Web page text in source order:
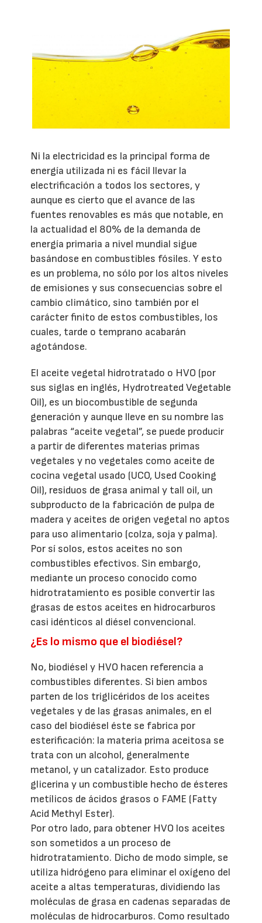
Ni la electricidad es la principal forma de
energía utilizada ni es fácil llevar la
electrificación a todos los sectores, y
aunque es cierto que el avance de las
fuentes renovables es más que notable, en
la actualidad el 80% de la demanda de
energía primaria a nivel mundial sigue
basándose en combustibles fósiles. Y esto
es un problema, no sólo por los altos niveles
de emisiones y sus consecuencias sobre el
cambio climático, sino también por el
carácter finito de estos combustibles, los
cuales, tarde o temprano acabarán
agotándose.
El aceite vegetal hidrotratado o HVO (por
sus siglas en inglés, Hydrotreated Vegetable
Oil), es un biocombustible de segunda
generación y aunque lleve en su nombre las
palabras “aceite vegetal”, se puede producir
a partir de diferentes materias primas
vegetales y no vegetales como aceite de
cocina vegetal usado (UCO, Used Cooking
Oil), residuos de grasa animal y tall oil, un
subproducto de la fabricación de pulpa de
madera y aceites de origen vegetal no aptos
para uso alimentario (colza, soja y palma).
Por sí solos, estos aceites no son
combustibles efectivos. Sin embargo,
mediante un proceso conocido como
hidrotratamiento es posible convertir las
grasas de estos aceites en hidrocarburos
casi idénticos al diésel convencional.
¿Es lo mismo que el biodiésel?
No, biodiésel y HVO hacen referencia a
combustibles diferentes. Si bien ambos
parten de los triglicéridos de los aceites
vegetales y de las grasas animales, en el
caso del biodiésel éste se fabrica por
esterificación: la materia prima aceitosa se
trata con un alcohol, generalmente
metanol, y un catalizador. Esto produce
glicerina y un combustible hecho de ésteres
metílicos de ácidos grasos o FAME (Fatty
Acid Methyl Ester).
Por otro lado, para obtener HVO los aceites
son sometidos a un proceso de
hidrotratamiento. Dicho de modo simple, se
utiliza hidrógeno para eliminar el oxígeno del
aceite a altas temperaturas, dividiendo las
moléculas de grasa en cadenas separadas de
moléculas de hidrocarburos. Como resultado